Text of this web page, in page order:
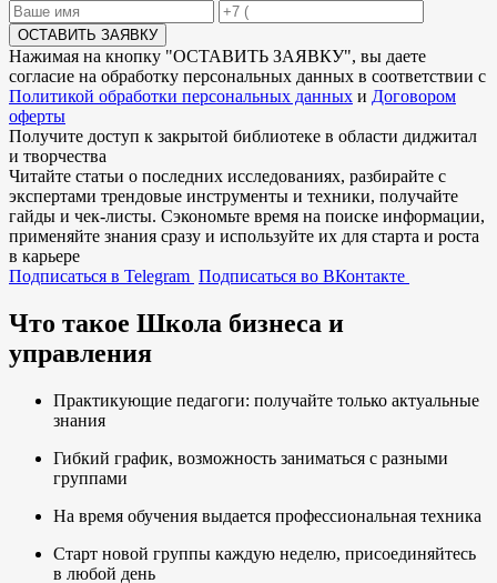
ОСТАВИТЬ ЗАЯВКУ
Нажимая на кнопку "ОСТАВИТЬ ЗАЯВКУ", вы даете
согласие на обработку персональных данных в соответствии с
Политикой обработки персональных данных и Договором
оферты
Получите доступ к закрытой библиотеке в области диджитал
и творчества
Читайте статьи о последних исследованиях, разбирайте с
экспертами трендовые инструменты и техники, получайте
гайды и чек-листы. Сэкономьте время на поиске информации,
применяйте знания сразу и используйте их для старта и роста
в карьере
Подписаться в Telegram Подписаться во ВКонтакте
Что такое Школа бизнеса и
управления
Практикующие педагоги: получайте только актуальные
знания
Гибкий график, возможность заниматься с разными
группами
На время обучения выдается профессиональная техника
Старт новой группы каждую неделю, присоединяйтесь
в любой день